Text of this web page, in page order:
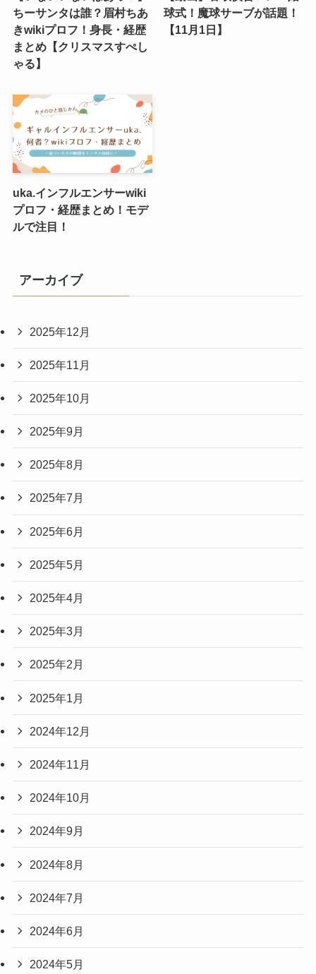
ちーサンタは誰？眉村ちあ
きwikiプロフ！身長・経歴
まとめ【クリスマスすぺし
ゃる】
球式！魔球サーブが話題！
【11月1日】
uka.インフルエンサーwiki
プロフ・経歴まとめ！モデ
ルで注目！
アーカイブ
2025年12月
2025年11月
2025年10月
2025年9月
2025年8月
2025年7月
2025年6月
2025年5月
2025年4月
2025年3月
2025年2月
2025年1月
2024年12月
2024年11月
2024年10月
2024年9月
2024年8月
2024年7月
2024年6月
2024年5月